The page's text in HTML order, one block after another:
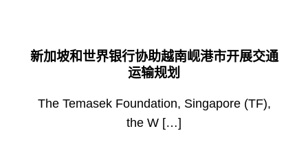
新加坡和世界银行协助越南岘港市开展交通
运输规划
The Temasek Foundation, Singapore (TF),
the W […]